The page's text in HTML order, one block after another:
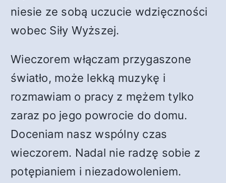
niesie ze sobą uczucie wdzięczności
wobec Siły Wyższej.
Wieczorem włączam przygaszone
światło, może lekką muzykę i
rozmawiam o pracy z mężem tylko
zaraz po jego powrocie do domu.
Doceniam nasz wspólny czas
wieczorem. Nadal nie radzę sobie z
potępianiem i niezadowoleniem.